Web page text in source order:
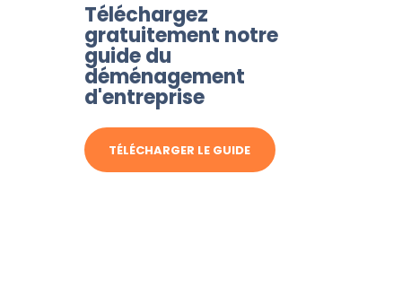
Téléchargez
gratuitement notre
guide du
déménagement
d'entreprise
TÉLÉCHARGER LE GUIDE